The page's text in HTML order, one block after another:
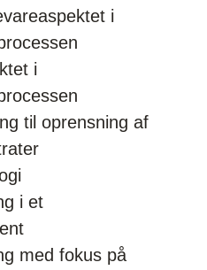
i
i
til oprensning af
i et
med fokus på